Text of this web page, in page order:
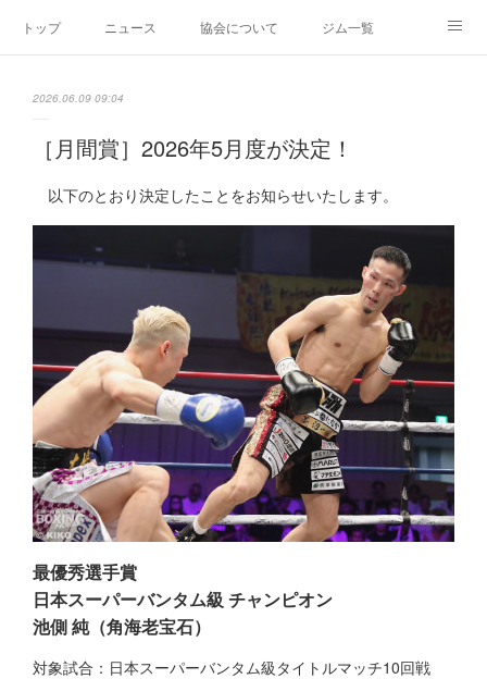
トップ ニュース 協会について ジム一覧
2026.06.09 09:04
［月間賞］2026年5月度が決定！
以下のとおり決定したことをお知らせいたします。
最優秀選手賞
日本スーパーバンタム級 チャンピオン
池側 純（角海老宝石）
対象試合：日本スーパーバンタム級タイトルマッチ10回戦